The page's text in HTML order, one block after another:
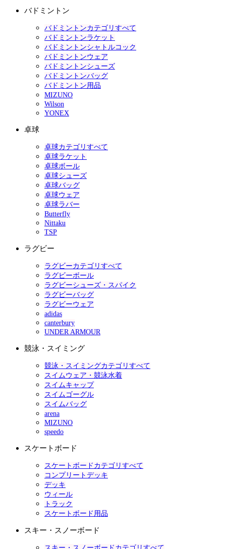
バドミントン
バドミントンカテゴリすべて
バドミントンラケット
バドミントンシャトルコック
バドミントンウェア
バドミントンシューズ
バドミントンバッグ
バドミントン用品
MIZUNO
Wilson
YONEX
卓球
卓球カテゴリすべて
卓球ラケット
卓球ボール
卓球シューズ
卓球バッグ
卓球ウェア
卓球ラバー
Butterfly
Nittaku
TSP
ラグビー
ラグビーカテゴリすべて
ラグビーボール
ラグビーシューズ・スパイク
ラグビーバッグ
ラグビーウェア
adidas
canterbury
UNDER ARMOUR
競泳・スイミング
競泳・スイミングカテゴリすべて
スイムウェア・競泳水着
スイムキャップ
スイムゴーグル
スイムバッグ
arena
MIZUNO
speedo
スケートボード
スケートボードカテゴリすべて
コンプリートデッキ
デッキ
ウィール
トラック
スケートボード用品
スキー・スノーボード